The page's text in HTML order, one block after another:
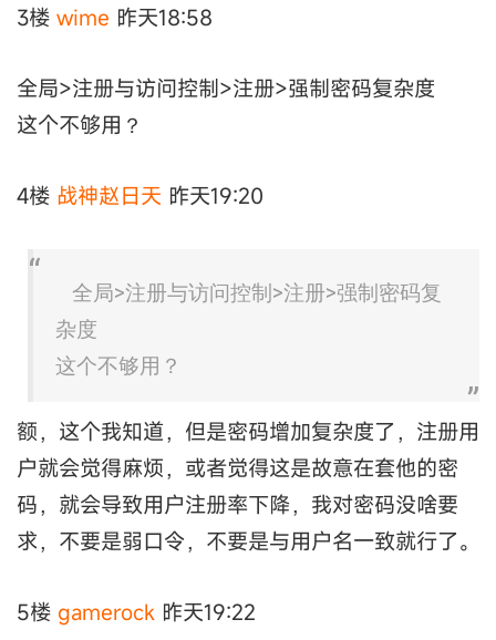
3楼 wime 昨天18:58
全局>注册与访问控制>注册>强制密码复杂度
这个不够用？
4楼 战神赵日天 昨天19:20
全局>注册与访问控制>注册>强制密码复
杂度
这个不够用？
额，这个我知道，但是密码增加复杂度了，注册用
户就会觉得麻烦，或者觉得这是故意在套他的密
码，就会导致用户注册率下降，我对密码没啥要
求，不要是弱口令，不要是与用户名一致就行了。
5楼 gamerock 昨天19:22